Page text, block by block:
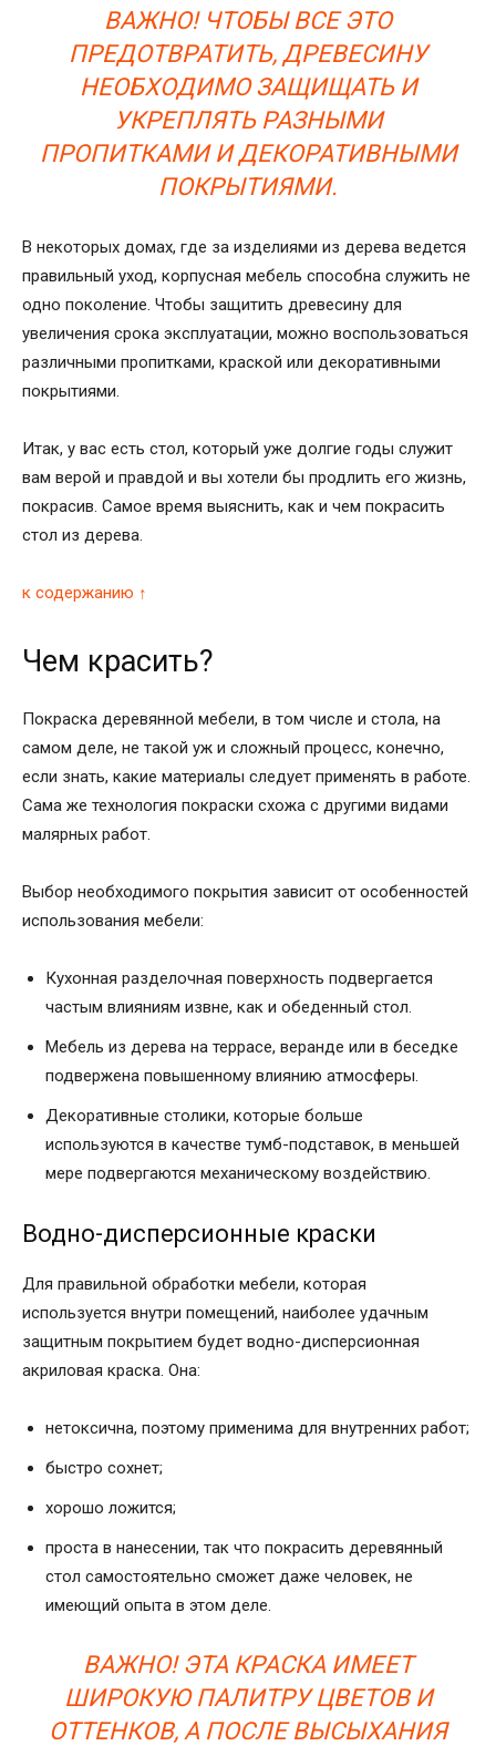
ВАЖНО! ЧТОБЫ ВСЕ ЭТО
ПРЕДОТВРАТИТЬ, ДРЕВЕСИНУ
НЕОБХОДИМО ЗАЩИЩАТЬ И
УКРЕПЛЯТЬ РАЗНЫМИ
ПРОПИТКАМИ И ДЕКОРАТИВНЫМИ
ПОКРЫТИЯМИ.
В некоторых домах, где за изделиями из дерева ведется
правильный уход, корпусная мебель способна служить не
одно поколение. Чтобы защитить древесину для
увеличения срока эксплуатации, можно воспользоваться
различными пропитками, краской или декоративными
покрытиями.
Итак, у вас есть стол, который уже долгие годы служит
вам верой и правдой и вы хотели бы продлить его жизнь,
покрасив. Самое время выяснить, как и чем покрасить
стол из дерева.
к содержанию ↑
Чем красить?
Покраска деревянной мебели, в том числе и стола, на
самом деле, не такой уж и сложный процесс, конечно,
если знать, какие материалы следует применять в работе.
Сама же технология покраски схожа с другими видами
малярных работ.
Выбор необходимого покрытия зависит от особенностей
использования мебели:
Кухонная разделочная поверхность подвергается
частым влияниям извне, как и обеденный стол.
Мебель из дерева на террасе, веранде или в беседке
подвержена повышенному влиянию атмосферы.
Декоративные столики, которые больше
используются в качестве тумб-подставок, в меньшей
мере подвергаются механическому воздействию.
Водно-дисперсионные краски
Для правильной обработки мебели, которая
используется внутри помещений, наиболее удачным
защитным покрытием будет водно-дисперсионная
акриловая краска. Она:
нетоксична, поэтому применима для внутренних работ;
быстро сохнет;
хорошо ложится;
проста в нанесении, так что покрасить деревянный
стол самостоятельно сможет даже человек, не
имеющий опыта в этом деле.
ВАЖНО! ЭТА КРАСКА ИМЕЕТ
ШИРОКУЮ ПАЛИТРУ ЦВЕТОВ И
ОТТЕНКОВ, А ПОСЛЕ ВЫСЫХАНИЯ